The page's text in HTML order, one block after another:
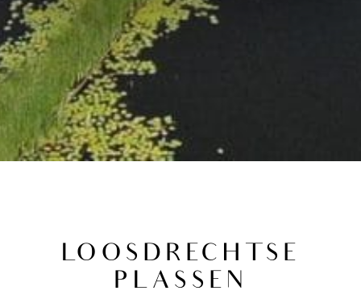
LOOSDRECHTSE
PLASSEN